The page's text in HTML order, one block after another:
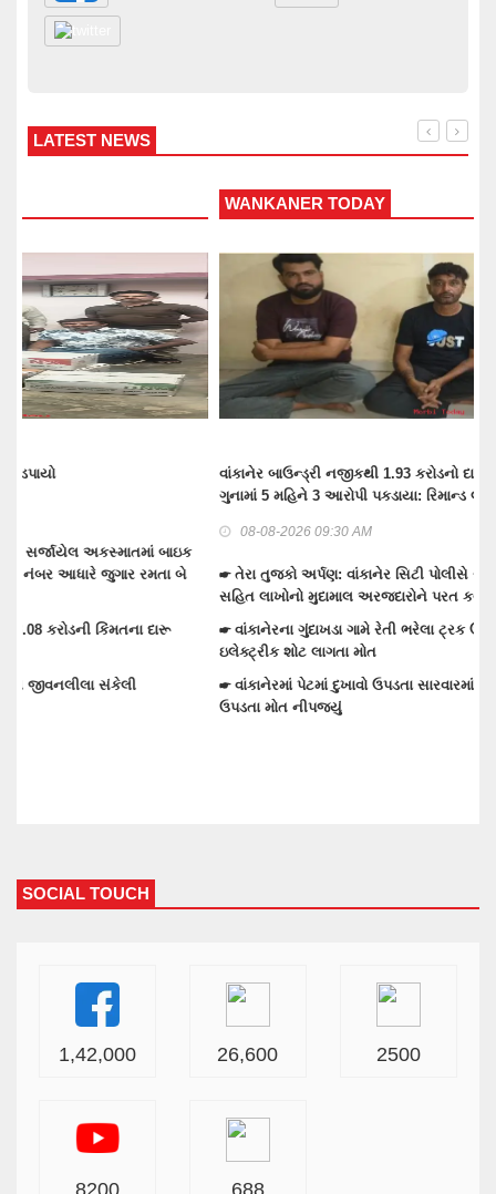
LATEST NEWS
વાંકાનેર બાઉન્ડ્રી નજીકથી 1.93 કરોડનો દારૂ-બિયર ભરેલ ટ્રક પકડવાના
ગુનામાં 5 મહિને 3 આરોપી પકડાયા: રિમાન્ડ લેવા તજવીજ
☛ તેરા તુજકો અર્પણ: વાંકાનેર સિટી પોલીસે રોકડ, મોબાઈલ અને બાઇક
સહિત લાખોનો મુદામાલ અરજદારોને પરત કર્યો
☛ વાંકાનેરના ગુંદાખડા ગામે રેતી ભરેલા ટ્રક ઉપર ચડીને કામ કરતા યુવાનને
☛ વાંકાનેરમાં પેટમાં દુખાવો ઉપડતા સારવારમાં ખસેડાયેલ મહિલાને આંચકી
SOCIAL TOUCH
1,42,000 26,600 2500